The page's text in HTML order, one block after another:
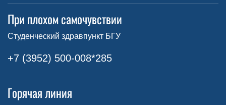
При плохом самочувствии
Студенческий здравпункт БГУ
+7 (3952) 500-008*285
Горячая линия